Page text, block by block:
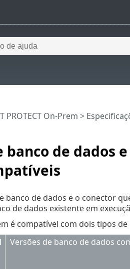
banco de dados
PROTECT On-Prem >
banco de dados e o conector
de dados existente em
é compatível com dois tipos
Versões de banco de dados